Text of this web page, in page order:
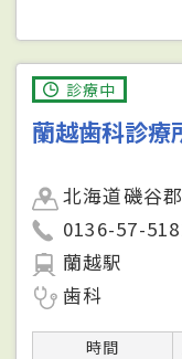
診療中
蘭越歯科診療
北海道磯谷
0136-57-
蘭越駅
歯科
時間